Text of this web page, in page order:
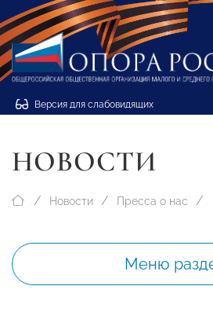
Версия для слабовидящих
НОВОСТИ
Новости Пресса о нас
Меню